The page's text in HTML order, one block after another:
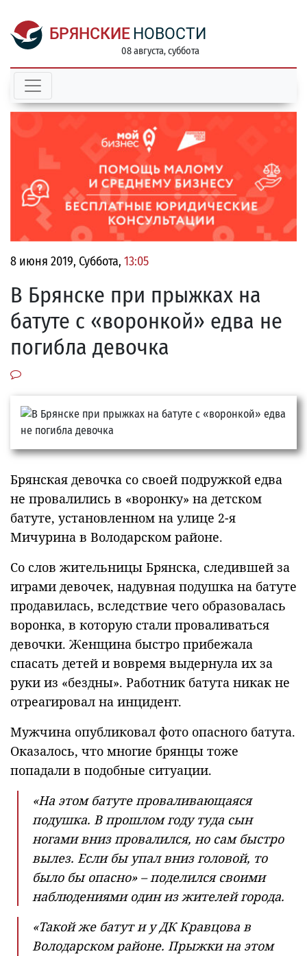
БРЯНСКИЕ НОВОСТИ
08 августа, суббота
8 июня 2019, Суббота, 13:05
В Брянске при прыжках на
батуте с «воронкой» едва не
погибла девочка
Брянская девочка со своей подружкой едва
не провалились в «воронку» на детском
батуте, установленном на улице 2-я
Мичурина в Володарском районе.
Со слов жительницы Брянска, следившей за
играми девочек, надувная подушка на батуте
продавилась, вследствие чего образовалась
воронка, в которую стали проваливаться
девочки. Женщина быстро прибежала
спасать детей и вовремя выдернула их за
руки из «бездны». Работник батута никак не
отреагировал на инцидент.
Мужчина опубликовал фото опасного батута.
Оказалось, что многие брянцы тоже
попадали в подобные ситуации.
«На этом батуте проваливающаяся
подушка. В прошлом году туда сын
ногами вниз провалился, но сам быстро
вылез. Если бы упал вниз головой, то
было бы опасно» – поделился своими
наблюдениями один из жителей города.
«Такой же батут и у ДК Кравцова в
Володарском районе. Прыжки на этом